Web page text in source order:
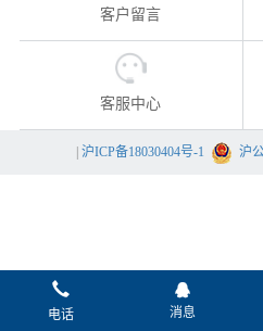
客户留言
客服中心
沪ICP备18030404号-1 沪
电话 消息